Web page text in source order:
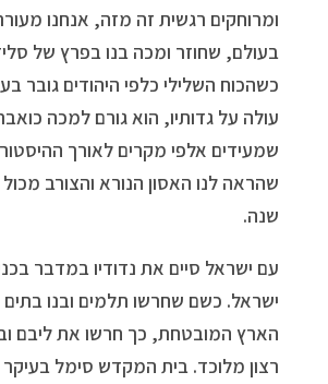
ומרוחקים רגשית זה מזה, אנחנו
בעולם, שחוזר ומכה בנו בפרץ של
כשהכוח השלילי כלפי היהודים גובר
עולה על גדותיו, הוא גורם למכה
שמעידים אלפי מקרים לאורך
שהראה לנו האסון הנורא והצורב
שנה.
עם ישראל סיים את נדודיו במדבר
ישראל. כשם שחרשו תלמים ובנו
הארץ המובטחת, כך חרשו את ליבם
רצון מלוכד. בית המקדש סימל